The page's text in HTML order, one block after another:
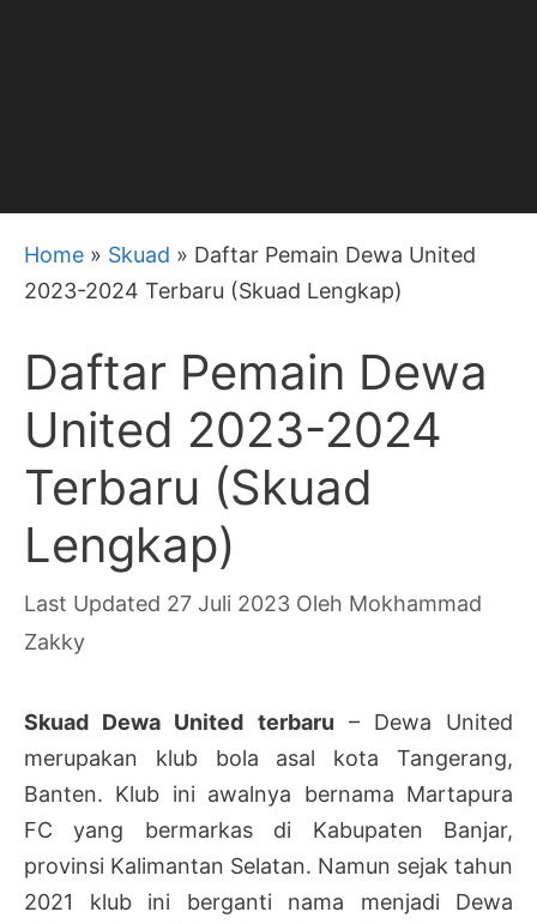
Home » Skuad » Daftar Pemain Dewa United
2023-2024 Terbaru (Skuad Lengkap)
Daftar Pemain Dewa
United 2023-2024
Terbaru (Skuad
Lengkap)
27 Juli 2023 Oleh Mokhammad
Zakky
Skuad Dewa United terbaru – Dewa United
merupakan klub bola asal kota Tangerang,
Banten. Klub ini awalnya bernama Martapura
FC yang bermarkas di Kabupaten Banjar,
provinsi Kalimantan Selatan. Namun sejak tahun
2021 klub ini berganti nama menjadi Dewa